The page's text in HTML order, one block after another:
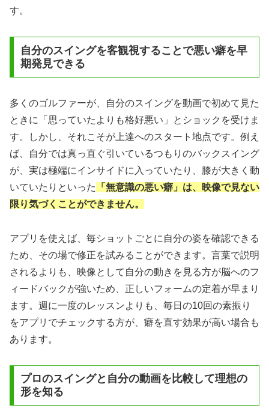
す。
自分のスイングを客観視することで悪い癖を早
期発見できる
多くのゴルファーが、自分のスイングを動画で初めて見た
ときに「思っていたよりも格好悪い」とショックを受けま
す。しかし、それこそが上達へのスタート地点です。例え
ば、自分では真っ直ぐ引いているつもりのバックスイング
が、実は極端にインサイドに入っていたり、膝が大きく動
いていたりといった
「無意識の悪い癖」は、映像で見ない
限り気づくことができません。
アプリを使えば、毎ショットごとに自分の姿を確認できる
ため、その場で修正を試みることができます。言葉で説明
されるよりも、映像として自分の動きを見る方が脳へのフ
ィードバックが強いため、正しいフォームの定着が早まり
ます。週に一度のレッスンよりも、毎日の10回の素振り
をアプリでチェックする方が、癖を直す効果が高い場合も
あります。
プロのスイングと自分の動画を比較して理想の
形を知る